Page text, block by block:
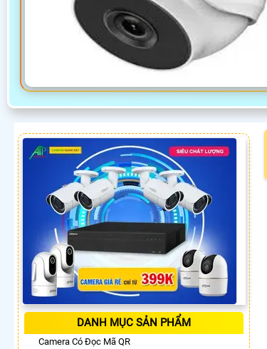
DANH MỤC SẢN PHẨM
Camera Có Đọc Mã QR